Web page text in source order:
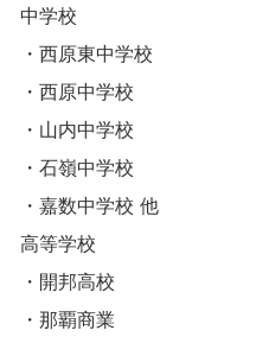
中学校
・西原東中学校
・西原中学校
・山内中学校
・石嶺中学校
・嘉数中学校 他
高等学校
・開邦高校
・那覇商業